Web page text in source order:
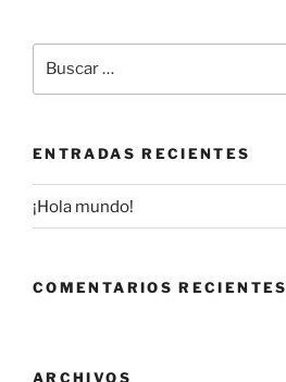
por:
ENTRADAS RECIENTES
¡Hola mundo!
COMENTARIOS RECIENTES
ARCHIVOS